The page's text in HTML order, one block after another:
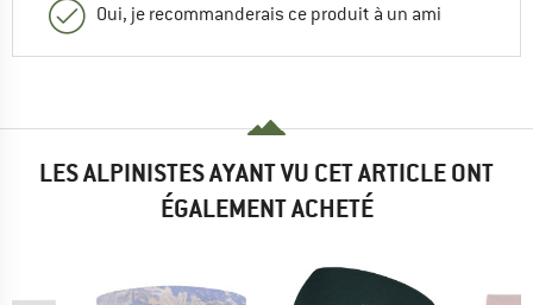
Oui, je recommanderais ce produit à un ami
LES ALPINISTES AYANT VU CET ARTICLE ONT
ÉGALEMENT ACHETÉ